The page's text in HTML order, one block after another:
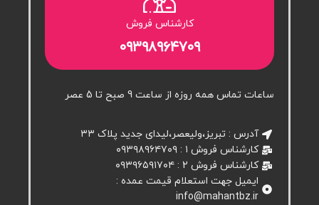
کارشناس فروش
۰۹۳۹۸۹۶۴۷۰۹
ساعات تماس همه روزه از ساعت 9 صبح تا 5 عصر
آدرس : تبریز،ولیعصر،لیدای جدید پلاک ۳۳
کارشناس فروش ۱ : ۰۹۳۹۸۹۶۴۷۰۹
کارشناس فروش 2 : ۰۹۳۹۶۵۹۱۷۰۴
ایمیل جهت استعلام قیمت عمده :
info@mahantbz.ir